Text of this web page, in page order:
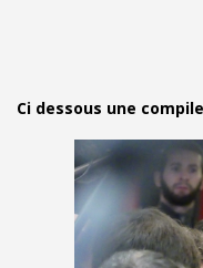
Ci dessous une